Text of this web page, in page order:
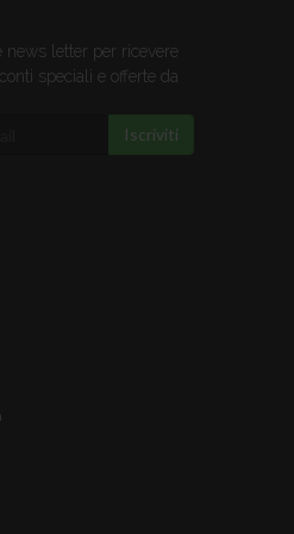
news letter per ricevere
speciali e offerte da
Iscriviti